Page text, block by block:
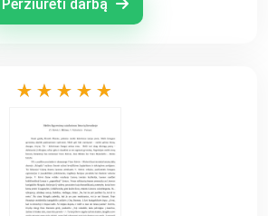
Peržiūrėti darbą